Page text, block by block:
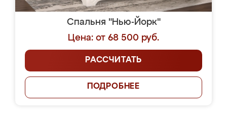
Спальня "Нью-Йорк"
Цена: от 68 500 руб.
РАССЧИТАТЬ
ПОДРОБНЕЕ